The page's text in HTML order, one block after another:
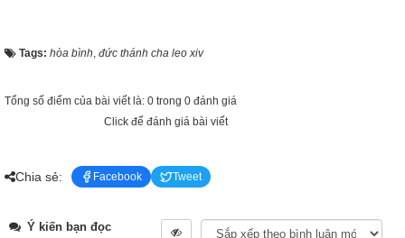
Tags: hòa bình, đức thánh cha leo xiv
Tổng số điểm của bài viết là: 0 trong 0 đánh giá
Click để đánh giá bài viết
Chia sẻ: Facebook Tweet
Ý kiến bạn đọc